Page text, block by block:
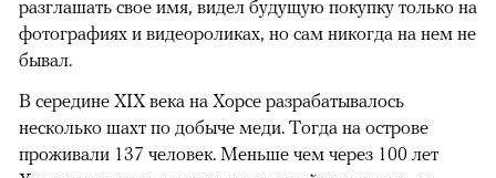
разглашать свое имя, видел будущую покупку только на
фотографиях и видеороликах, но сам никогда на нем не
бывал.
В середине XIX века на Хорсе разрабатывалось
несколько шахт по добыче меди. Тогда на острове
проживали 137 человек. Меньше чем через 100 лет